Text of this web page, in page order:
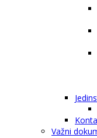
Važni